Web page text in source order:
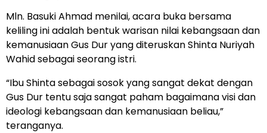
Mln. Basuki Ahmad menilai, acara buka bersama
keliling ini adalah bentuk warisan nilai kebangsaan dan
kemanusiaan Gus Dur yang diteruskan Shinta Nuriyah
Wahid sebagai seorang istri.
“Ibu Shinta sebagai sosok yang sangat dekat dengan
Gus Dur tentu saja sangat paham bagaimana visi dan
ideologi kebangsaan dan kemanusiaan beliau,”
teranganya.